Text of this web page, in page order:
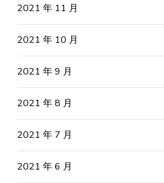
2021 年 11 月
2021 年 10 月
2021 年 9 月
2021 年 8 月
2021 年 7 月
2021 年 6 月